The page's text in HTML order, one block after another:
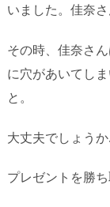
いました。佳奈さ
その時、佳奈さ
に穴があいてし
と。
大丈夫でしょうか
プレゼントを勝